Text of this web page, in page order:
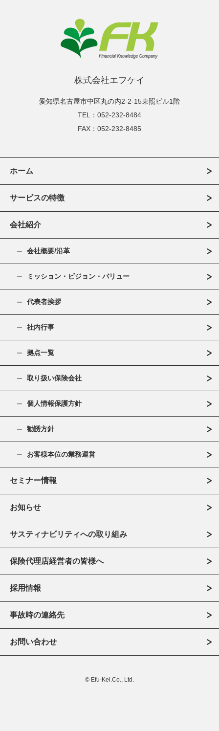
株式会社エフケイ
愛知県名古屋市中区丸の内2-2-15東照ビル1階
TEL：052-232-8484
FAX：052-232-8485
ホーム
サービスの特徴
会社紹介
会社概要/沿革
ミッション・ビジョン・バリュー
代表者挨拶
社内行事
拠点一覧
取り扱い保険会社
個人情報保護方針
勧誘方針
お客様本位の業務運営
セミナー情報
お知らせ
サスティナビリティへの取り組み
保険代理店経営者の皆様へ
採用情報
事故時の連絡先
お問い合わせ
© Efu-Kei.Co., Ltd.